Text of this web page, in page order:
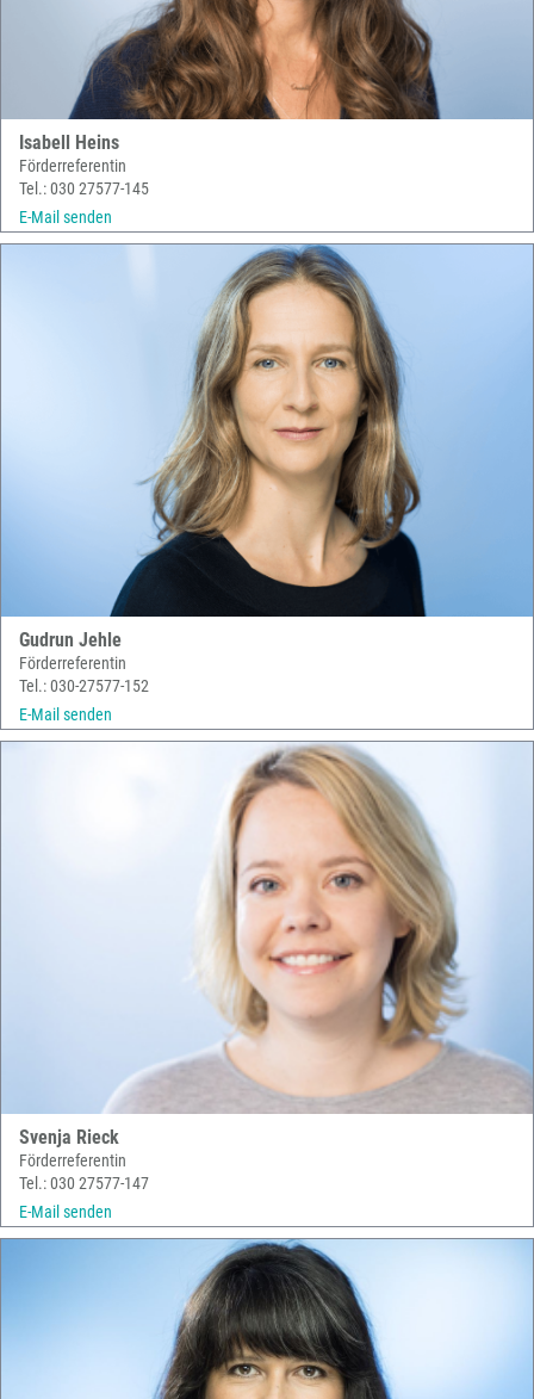
Isabell Heins
Förderreferentin
Tel.: 030 27577-145
E-Mail senden
Gudrun Jehle
Förderreferentin
Tel.: 030-27577-152
E-Mail senden
Svenja Rieck
Förderreferentin
Tel.: 030 27577-147
E-Mail senden